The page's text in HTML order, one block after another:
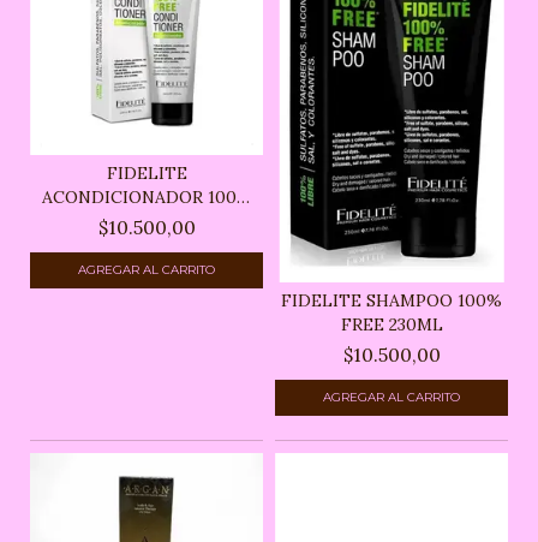
FIDELITE
ACONDICIONADOR 100%
FREE 230ML
$10.500,00
FIDELITE SHAMPOO 100%
FREE 230ML
$10.500,00